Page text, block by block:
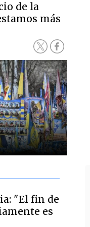
de la
más
"El fin de
es